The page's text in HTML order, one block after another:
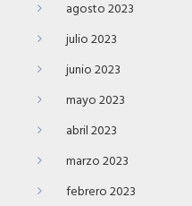
agosto 2023
julio 2023
junio 2023
mayo 2023
abril 2023
marzo 2023
febrero 2023